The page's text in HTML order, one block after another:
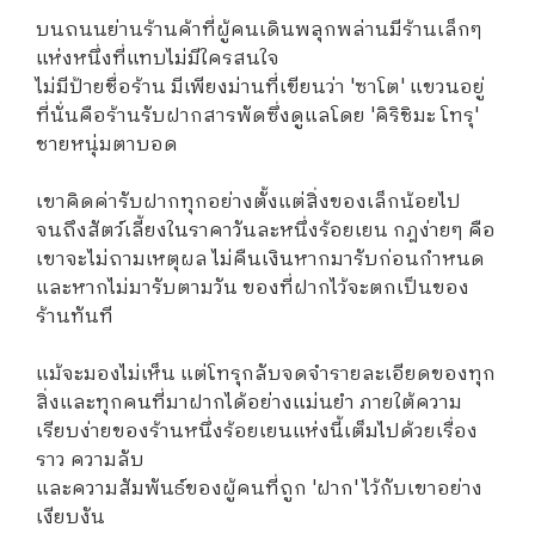
บนถนนย่านร้านค้าที่ผู้คนเดินพลุกพล่านมีร้านเล็กๆ
แห่งหนึ่งที่แทบไม่มีใครสนใจ
ไม่มีป้ายชื่อร้าน มีเพียงม่านที่เขียนว่า 'ซาโต' แขวนอยู่
ที่นั่นคือร้านรับฝากสารพัดซึ่งดูแลโดย 'คิริชิมะ โทรุ'
ชายหนุ่มตาบอด
เขาคิดค่ารับฝากทุกอย่างตั้งแต่สิ่งของเล็กน้อยไป
จนถึงสัตว์เลี้ยงในราคาวันละหนึ่งร้อยเยน กฎง่ายๆ คือ
เขาจะไม่ถามเหตุผล ไม่คืนเงินหากมารับก่อนกำหนด
และหากไม่มารับตามวัน ของที่ฝากไว้จะตกเป็นของ
ร้านทันที
แม้จะมองไม่เห็น แต่โทรุกลับจดจำรายละเอียดของทุก
สิ่งและทุกคนที่มาฝากได้อย่างแม่นยำ ภายใต้ความ
เรียบง่ายของร้านหนึ่งร้อยเยนแห่งนี้เต็มไปด้วยเรื่อง
ราว ความลับ
และความสัมพันธ์ของผู้คนที่ถูก 'ฝาก' ไว้กับเขาอย่าง
เงียบงัน